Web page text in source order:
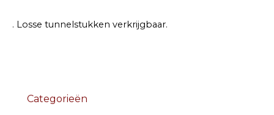
. Losse tunnelstukken verkrijgbaar.
Categorieën